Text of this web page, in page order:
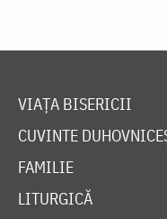
VIAȚA BISERICII
CUVINTE
FAMILIE
LITURGICĂ